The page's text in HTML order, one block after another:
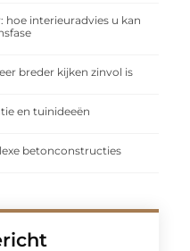
interieuradvies u kan
breder kijken zinvol is
en tuinideeën
betonconstructies